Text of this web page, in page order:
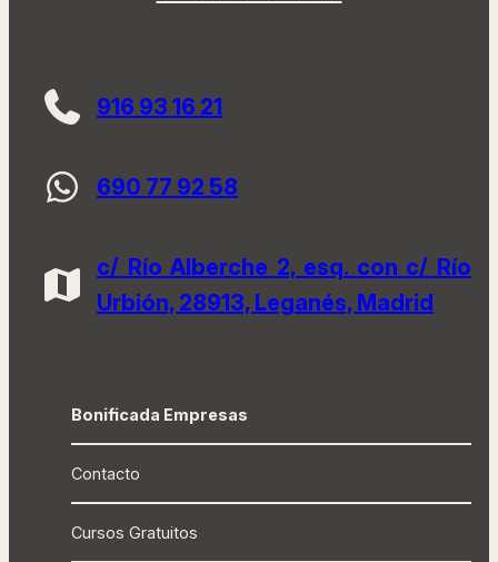
916 93 16 21
690 77 92 58
c/ Río Alberche 2, esq. con c/ Río
Urbión, 28913, Leganés, Madrid
Bonificada Empresas
Contacto
Cursos Gratuitos